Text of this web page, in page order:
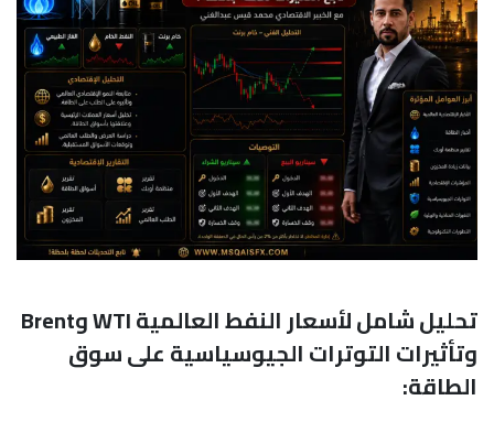
تحليل شامل لأسعار النفط العالمية WTI وBrent
وتأثيرات التوترات الجيوسياسية على سوق
الطاقة: